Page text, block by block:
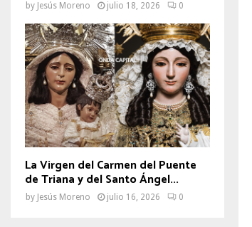
by Jesús Moreno julio 18, 2026 0
La Virgen del Carmen del Puente
de Triana y del Santo Ángel...
by Jesús Moreno julio 16, 2026 0